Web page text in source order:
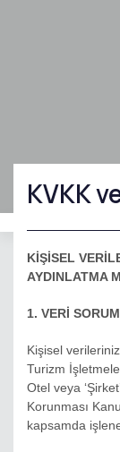
KVKK
KİŞİSEL
AYDINLATMA
1. VERİ
Kişisel
Turizm
Otel veya
Korunması
kapsamda